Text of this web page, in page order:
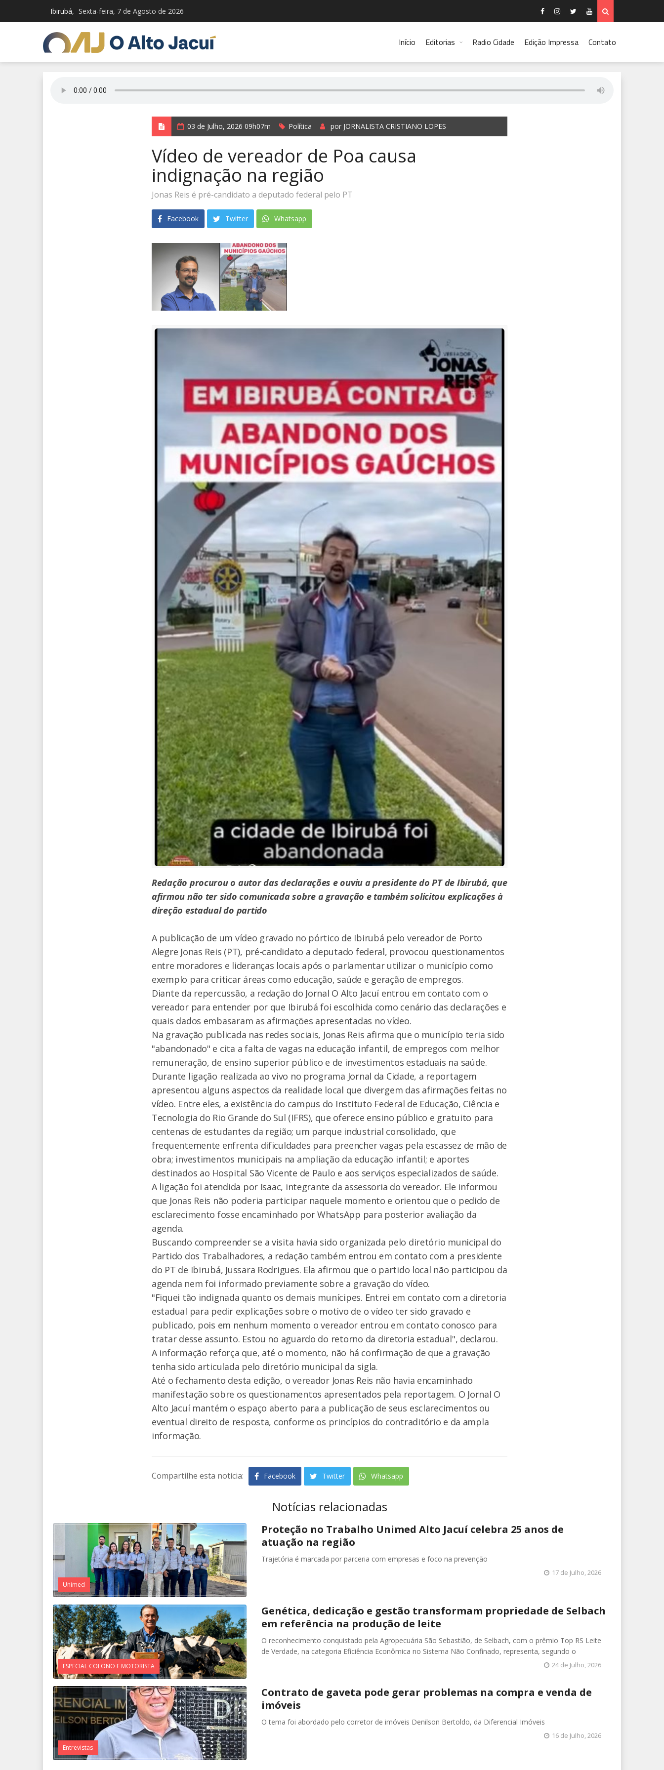
Ibirubá, Sexta-feira, 7 de Agosto de 2026
Início Editorias Radio Cidade Edição Impressa Contato
03 de Julho, 2026 09h07m Política por JORNALISTA CRISTIANO LOPES
Vídeo de vereador de Poa causa
indignação na região
Jonas Reis é pré-candidato a deputado federal pelo PT
Facebook Twitter Whatsapp
Redação procurou o autor das declarações e ouviu a presidente do PT de Ibirubá, que
afirmou não ter sido comunicada sobre a gravação e também solicitou explicações à
direção estadual do partido
A publicação de um vídeo gravado no pórtico de Ibirubá pelo vereador de Porto
Alegre Jonas Reis (PT), pré-candidato a deputado federal, provocou questionamentos
entre moradores e lideranças locais após o parlamentar utilizar o município como
exemplo para criticar áreas como educação, saúde e geração de empregos.
Diante da repercussão, a redação do Jornal O Alto Jacuí entrou em contato com o
vereador para entender por que Ibirubá foi escolhida como cenário das declarações e
quais dados embasaram as afirmações apresentadas no vídeo.
Na gravação publicada nas redes sociais, Jonas Reis afirma que o município teria sido
"abandonado" e cita a falta de vagas na educação infantil, de empregos com melhor
remuneração, de ensino superior público e de investimentos estaduais na saúde.
Durante ligação realizada ao vivo no programa Jornal da Cidade, a reportagem
apresentou alguns aspectos da realidade local que divergem das afirmações feitas no
vídeo. Entre eles, a existência do campus do Instituto Federal de Educação, Ciência e
Tecnologia do Rio Grande do Sul (IFRS), que oferece ensino público e gratuito para
centenas de estudantes da região; um parque industrial consolidado, que
frequentemente enfrenta dificuldades para preencher vagas pela escassez de mão de
obra; investimentos municipais na ampliação da educação infantil; e aportes
destinados ao Hospital São Vicente de Paulo e aos serviços especializados de saúde.
A ligação foi atendida por Isaac, integrante da assessoria do vereador. Ele informou
que Jonas Reis não poderia participar naquele momento e orientou que o pedido de
esclarecimento fosse encaminhado por WhatsApp para posterior avaliação da
agenda.
Buscando compreender se a visita havia sido organizada pelo diretório municipal do
Partido dos Trabalhadores, a redação também entrou em contato com a presidente
do PT de Ibirubá, Jussara Rodrigues. Ela afirmou que o partido local não participou da
agenda nem foi informado previamente sobre a gravação do vídeo.
"Fiquei tão indignada quanto os demais munícipes. Entrei em contato com a diretoria
estadual para pedir explicações sobre o motivo de o vídeo ter sido gravado e
publicado, pois em nenhum momento o vereador entrou em contato conosco para
tratar desse assunto. Estou no aguardo do retorno da diretoria estadual", declarou.
A informação reforça que, até o momento, não há confirmação de que a gravação
tenha sido articulada pelo diretório municipal da sigla.
Até o fechamento desta edição, o vereador Jonas Reis não havia encaminhado
manifestação sobre os questionamentos apresentados pela reportagem. O Jornal O
Alto Jacuí mantém o espaço aberto para a publicação de seus esclarecimentos ou
eventual direito de resposta, conforme os princípios do contraditório e da ampla
informação.
Compartilhe esta notícia: Facebook Twitter Whatsapp
Notícias relacionadas
Unimed
Proteção no Trabalho Unimed Alto Jacuí celebra 25 anos de
atuação na região
Trajetória é marcada por parceria com empresas e foco na prevenção
17 de Julho, 2026
ESPECIAL COLONO E MOTORISTA
Genética, dedicação e gestão transformam propriedade de Selbach
em referência na produção de leite
O reconhecimento conquistado pela Agropecuária São Sebastião, de Selbach, com o prêmio Top RS Leite
de Verdade, na categoria Eficiência Econômica no Sistema Não Confinado, representa, segundo o
24 de Julho, 2026
Entrevistas
Contrato de gaveta pode gerar problemas na compra e venda de
imóveis
O tema foi abordado pelo corretor de imóveis Denilson Bertoldo, da Diferencial Imóveis
16 de Julho, 2026